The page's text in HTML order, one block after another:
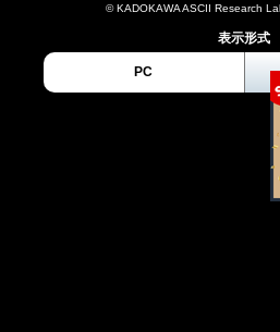
© KADOKAWA ASCII Research
表示形式
PC